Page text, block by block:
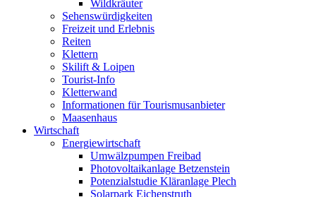
Wildkräuter
Sehenswürdigkeiten
Freizeit und Erlebnis
Reiten
Klettern
Skilift & Loipen
Tourist-Info
Kletterwand
Informationen für Tourismusanbieter
Maasenhaus
Wirtschaft
Energiewirtschaft
Umwälzpumpen Freibad
Photovoltaikanlage Betzenstein
Potenzialstudie Kläranlage Plech
Solarpark Eichenstruth